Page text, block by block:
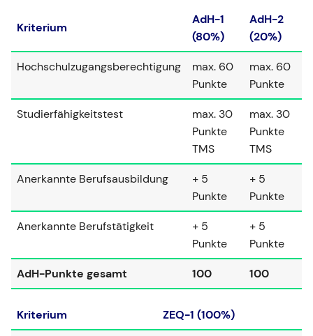
Kriterium
AdH-1
(80%)
AdH-2
(20%)
Hochschulzugangsberechtigung
max. 60
Punkte
max. 60
Punkte
Studierfähigkeitstest
max. 30
Punkte
TMS
max. 30
Punkte
TMS
Anerkannte Berufsausbildung
+ 5
Punkte
+ 5
Punkte
Anerkannte Berufstätigkeit
+ 5
Punkte
+ 5
Punkte
AdH-Punkte gesamt 100 100
Kriterium ZEQ-1 (100%)